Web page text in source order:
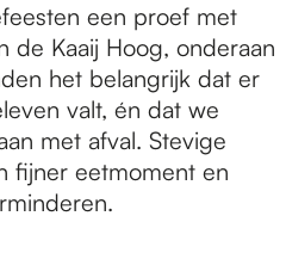
een proef met
de Kaaij Hoog, onderaan
het belangrijk dat er
valt, én dat we
met afval. Stevige
fijner eetmoment en